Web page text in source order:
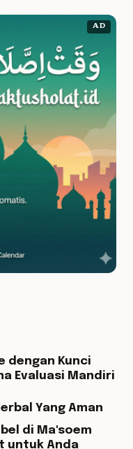
AD
dengan Kunci
Evaluasi Mandiri
Yang Aman
di Ma'soem
untuk Anda